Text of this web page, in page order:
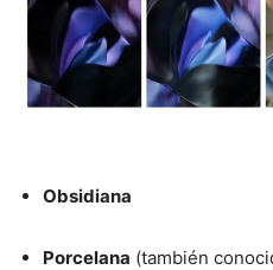
Obsidiana
Porcelana (también